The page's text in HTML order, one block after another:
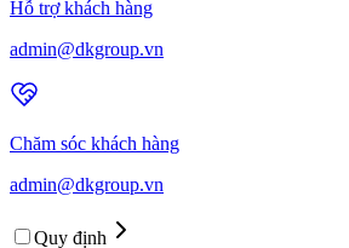
Hỗ trợ khách hàng
admin@dkgroup.vn
Chăm sóc khách hàng
admin@dkgroup.vn
Quy định